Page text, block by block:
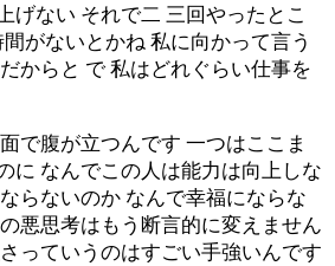
げない それで二 三回やったとこ
がないとかね 私に向かって言う
からと で 私はどれぐらい仕事を
で腹が立つんです 一つはここま
に なんでこの人は能力は向上しな
らないのか なんで幸福にならな
悪思考はもう断言的に変えません
っていうのはすごい手強いんです